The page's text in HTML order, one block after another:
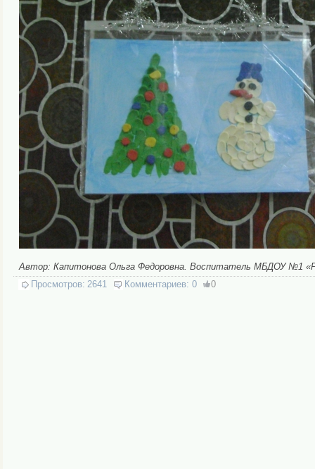
Автор: Капитонова Ольга Федоровна. Воспитатель МБДОУ №1
Просмотров: 2641 Комментариев: 0 0